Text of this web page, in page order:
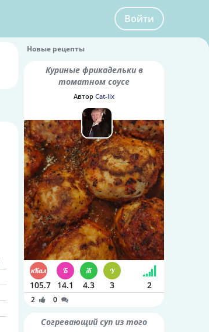
Войти
Новые рецепты
Куриные фрикадельки в
томатном соусе
Автор Cat-lix
105.7 14.1 4.3 3 2
2 0
Согревающий суп из того